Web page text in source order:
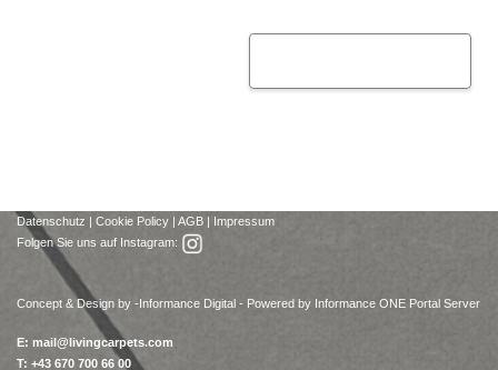
Datenschutz | Cookie Policy | AGB | Impressum
Folgen Sie uns auf Instagram:
Concept & Design by -Informance Digital - Powered by Informance ONE Portal Server
E: mail@livingcarpets.com
T: +43 670 700 66 00